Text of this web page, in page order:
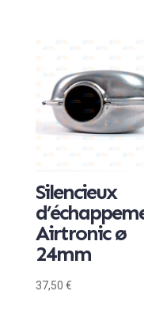
Silencieux
Airtronic ø
24mm
37,50 €